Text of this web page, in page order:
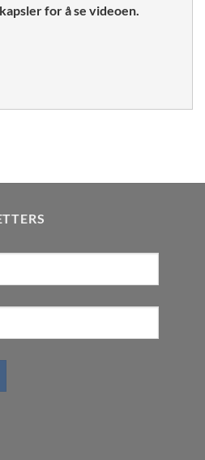
for å se videoen.